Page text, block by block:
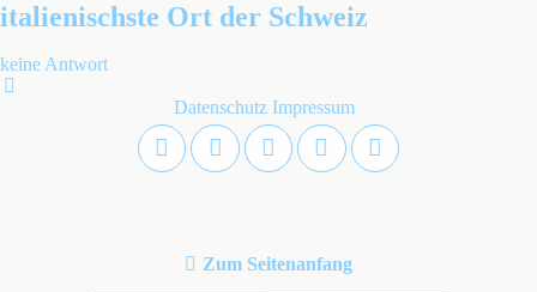
italienischste Ort der Schweiz
keine Antwort
Datenschutz Impressum
Zum Seitenanfang